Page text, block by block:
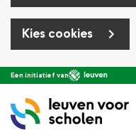
Kies cookies
Overslaan
naar
de
Een initiatief van